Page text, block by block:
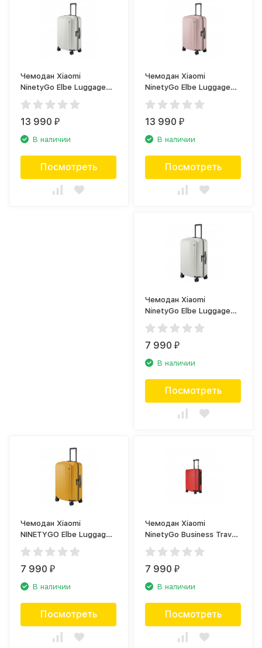
Чемодан Xiaomi
NinetyGo Elbe Luggage
28 белый
13 990₽
В наличии
Посмотреть
Чемодан Xiaomi
NinetyGo Elbe Luggage
28 розовый
13 990₽
В наличии
Посмотреть
Чемодан Xiaomi
NinetyGo Elbe Luggage
20, белый
7 990₽
В наличии
Посмотреть
Чемодан Xiaomi
NINETYGO Elbe Luggage
20, жёлтый
7 990₽
В наличии
Посмотреть
Чемодан Xiaomi
NinetyGo Business Travel
Luggage 20, красный
7 990₽
В наличии
Посмотреть